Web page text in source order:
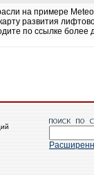
на примере
развития
по ссылке более